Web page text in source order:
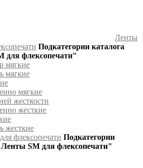
Ленты
Подкатегории каталога
флексопечати"
мягкие
мягкие
мягкие
жесткости
жесткие
жесткие
флексопечати Подкатегории
SM для флексопечати"